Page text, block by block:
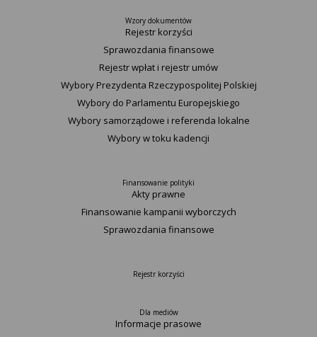
Wzory dokumentów
Rejestr korzyści
Sprawozdania finansowe
Rejestr wpłat i rejestr umów
Wybory Prezydenta Rzeczypospolitej Polskiej
Wybory do Parlamentu Europejskiego
Wybory samorządowe i referenda lokalne
Wybory w toku kadencji
Finansowanie polityki
Akty prawne
Finansowanie kampanii wyborczych
Sprawozdania finansowe
Rejestr korzyści
Dla mediów
Informacje prasowe